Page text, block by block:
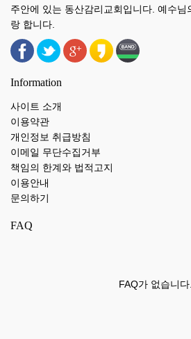
주안에 있는 동산감리교회입니다. 예수
랑 합니다.
Information
사이트 소개
이용약관
개인정보 취급방침
이메일 무단수집거부
책임의 한계와 법적고지
이용안내
문의하기
FAQ
FAQ가 없습니다.